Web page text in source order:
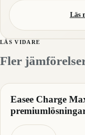
Läs
LÄS VIDARE
Fler
Easee Charge